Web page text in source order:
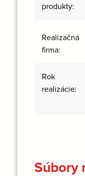
produkty:
Realizačná
firma:
Rok
realizácie:
Súbory